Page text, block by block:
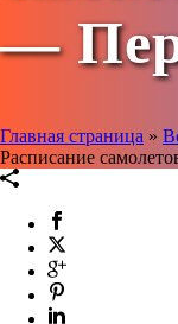
—
Главная страница »
Расписание